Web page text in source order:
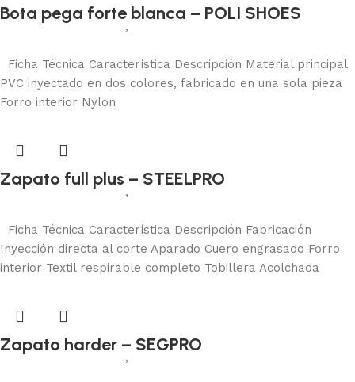
Bota pega forte blanca – POLI SHOES
Calzado de seguridad ,
Ficha Técnica Característica Descripción Material principal
PVC inyectado en dos colores, fabricado en una sola pieza
Forro interior Nylon
Zapato full plus – STEELPRO
Calzado de seguridad ,
Ficha Técnica Característica Descripción Fabricación
Inyección directa al corte Aparado Cuero engrasado Forro
interior Textil respirable completo Tobillera Acolchada
Zapato harder – SEGPRO
Calzado de seguridad ,